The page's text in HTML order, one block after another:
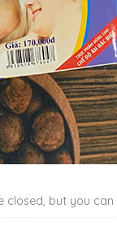
closed, but you can